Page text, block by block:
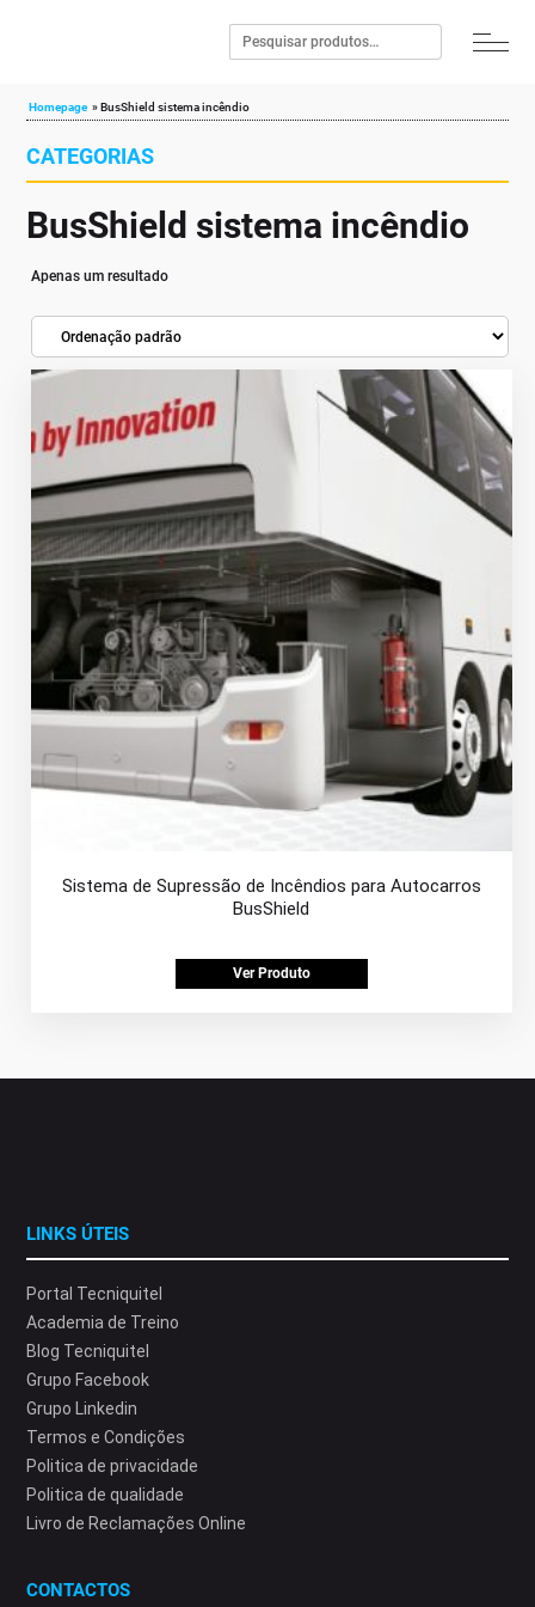
Homepage »BusShield sistema incêndio
CATEGORIAS
BusShield sistema incêndio
Apenas um resultado
Sistema de Supressão de Incêndios para Autocarros
BusShield
Ver Produto
LINKS ÚTEIS
Portal Tecniquitel
Academia de Treino
Blog Tecniquitel
Grupo Facebook
Grupo Linkedin
Termos e Condições
Politica de privacidade
Politica de qualidade
Livro de Reclamações Online
CONTACTOS